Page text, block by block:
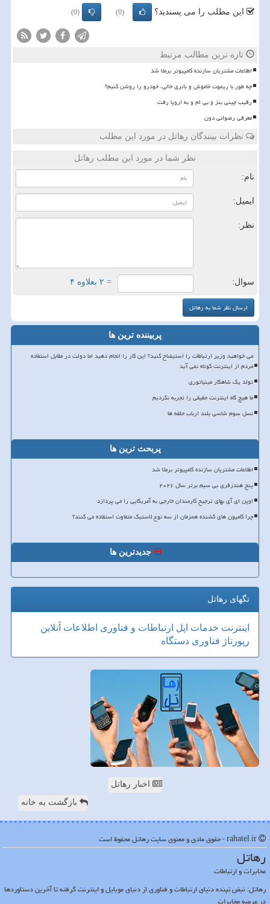
این مطلب را می پسندید؟ (0)
(0)
تازه ترین مطالب مرتبط
اطلاعات مشتریان سازنده کامپیوتر برملا شد
چه طور با ریموت خاموش و باتری خالی، خودرو را روشن کنیم؟
رقیب چینی بنز و بی ام و به اروپا رفت
معرفی رضوانی دون
نظرات بینندگان رهاتل در مورد این مطلب
نظر شما در مورد این مطلب رهاتل
نام:
ایمیل:
نظر:
سوال: = ۲ بعلاوه ۴
پربیننده ترین ها
می خواهید وزیر ارتباطات را استیضاح کنید؟ این کار را انجام دهید اما دولت در مقابل استفاده
مردم از اینترنت کوتاه نمی آید
تولد یک شاهکار مینیاتوری
ما هیچ گاه اینترنت حقیقی را تجربه نکردیم
نسل سوم شاسی بلند ارباب حلقه ها
پربحث ترین ها
اطلاعات مشتریان سازنده کامپیوتر برملا شد
پنج هندزفری بی سیم برتر سال ۲۰۲۶
اوپن ای آی بهای ترجیح کارمندان خارجی به آمریکایی را می پردازد
چرا کامیون های کشنده همزمان از سه نوع لاستیک متفاوت استفاده می کنند؟
جدیدترین ها
تگهای رهاتل
اینترنت خدمات اپل ارتباطات و فناوری اطلاعات آنلاین
رپورتاژ فناوری دستگاه
اخبار رهاتل
بازگشت به خانه
رهاتل
مخابرات و ارتباطات
رهاتل: نبض تپنده دنیای ارتباطات و فناوری از دنیای موبایل و اینترنت گرفته تا آخرین دستاوردها